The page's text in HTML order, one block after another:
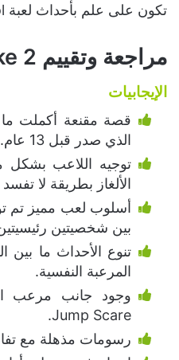
تكون على علم بأحداث لعبة Control على الأقل.
مراجعة وتقييم Alan Wake 2
الإيجابيات
قصة مقنعة أكملت
الذي صدر قبل 13 عام.
توجيه اللاعب بشكل
الألغاز بطريقة لا تفسد
أسلوب لعب مميز تم
بين شخصيتين
تنوع الأحداث ما بين
المرعبة النفسية.
وجود جانب مرعب
Jump Scare.
رسومات مذهلة مع